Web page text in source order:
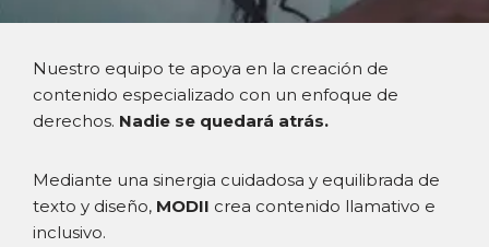
Nuestro equipo te apoya en la creación de
contenido especializado con un enfoque de
derechos. Nadie se quedará atrás.
Mediante una sinergia cuidadosa y equilibrada de
texto y diseño, MODII crea contenido llamativo e
inclusivo.